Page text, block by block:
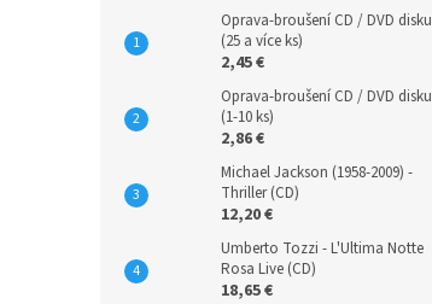
Oprava-broušení CD / DVD disku
(25 a více ks)
2,45 €
Oprava-broušení CD / DVD disku
(1-10 ks)
2,86 €
Michael Jackson (1958-2009) -
Thriller (CD)
12,20 €
Umberto Tozzi - L'Ultima Notte
Rosa Live (CD)
18,65 €